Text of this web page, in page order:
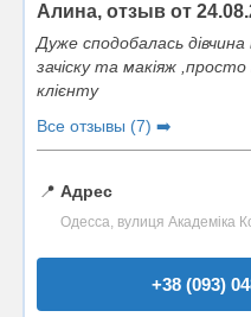
Алина, отзыв от
Дуже сподобалась
зачіску та макіяж
клієнту
Все отзывы (7) ➡️
📍 Адрес
Одесса, вулиця Академіка
+38 (093)